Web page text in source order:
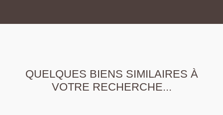
QUELQUES BIENS SIMILAIRES À
VOTRE RECHERCHE...